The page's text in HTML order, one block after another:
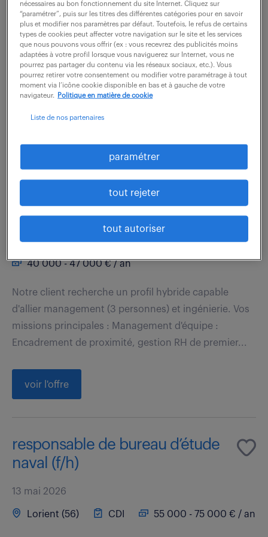
Rattaché(e) au Responsable d'Agence, vous pilotez
l'ingénierie électrique du site et agissez en véritable
garant technique. Vos responsabilités clés incluent :
Management : Piloter l'activité...
voir l'offre
responsable pôle études
électriques (f/h)
40 000 - 47 000 € / an
Notre client recherche un profil hybride capable
d'allier management (3 personnes) et ingénierie. Vos
missions principales : Management d'équipe :
Encadrement de proximité, gestion RH de premier...
voir l'offre
responsable de bureau d’étude
naval (f/h)
13 mai 2026
Lorient (56) CDI 55 000 - 75 000 € / an
nécessaires au bon fonctionnement du site Internet. Cliquez sur
“paramétrer”, puis sur les titres des différentes catégories pour en savoir
plus et modifier nos paramètres par défaut. Toutefois, le refus de certains
types de cookies peut affecter votre navigation sur le site et les services
que nous pouvons vous offrir (ex : vous recevrez des publicités moins
adaptées à votre profil lorsque vous naviguerez sur Internet, vous ne
pourrez pas partager du contenu via les réseaux sociaux, etc.). Vous
pourrez retirer votre consentement ou modifier votre paramétrage à tout
moment via l’icône cookie disponible en bas et à gauche de votre
navigateur.
Politique en matière de cookie
Liste de nos partenaires
paramétrer
tout rejeter
tout autoriser